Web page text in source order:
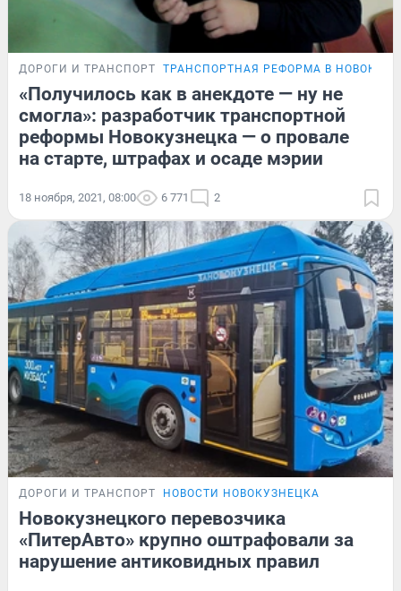
ДОРОГИ И ТРАНСПОРТ ТРАНСПОРТНАЯ РЕФОРМА В
«Получилось как в анекдоте — ну не
смогла»: разработчик транспортной
реформы Новокузнецка — о провале
на старте, штрафах и осаде мэрии
18 ноября, 2021, 08:00 6 771 2
ДОРОГИ И ТРАНСПОРТ НОВОСТИ НОВОКУЗНЕЦКА
Новокузнецкого перевозчика
«ПитерАвто» крупно оштрафовали за
нарушение антиковидных правил